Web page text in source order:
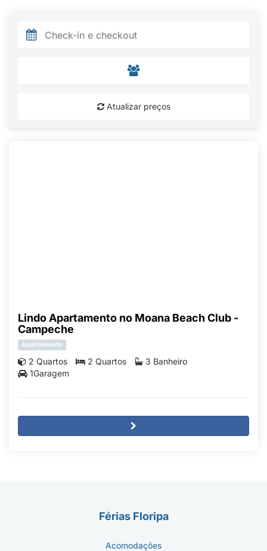
Atualizar preços
Lindo Apartamento no Moana Beach Club -
Campeche
Apartamento
2 Quartos 2 Quartos
3 Banheiro
1Garagem
Férias Floripa
Acomodações